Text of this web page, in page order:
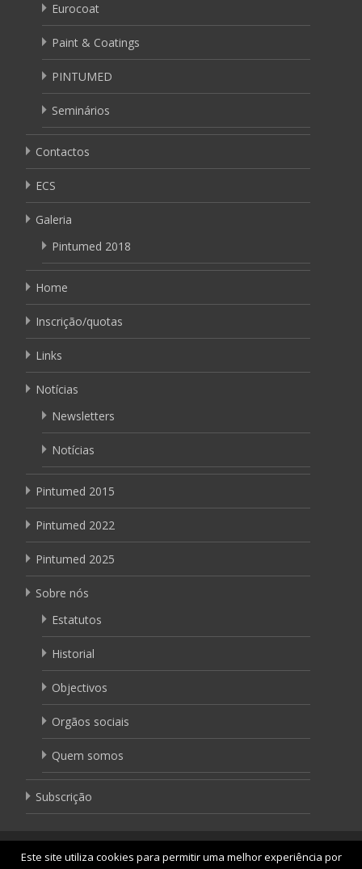
Eurocoat
Paint & Coatings
PINTUMED
Seminários
Contactos
ECS
Galeria
Pintumed 2018
Home
Inscrição/quotas
Links
Notícias
Newsletters
Notícias
Pintumed 2015
Pintumed 2022
Pintumed 2025
Sobre nós
Estatutos
Historial
Objectivos
Orgãos sociais
Quem somos
Subscrição
Copyright © APTETI
Este site utiliza cookies para permitir uma melhor experiência por